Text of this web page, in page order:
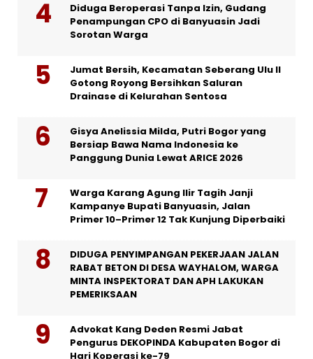
Diduga Beroperasi Tanpa Izin, Gudang
Penampungan CPO di Banyuasin Jadi
Sorotan Warga
Jumat Bersih, Kecamatan Seberang Ulu II
Gotong Royong Bersihkan Saluran
Drainase di Kelurahan Sentosa
Gisya Anelissia Milda, Putri Bogor yang
Bersiap Bawa Nama Indonesia ke
Panggung Dunia Lewat ARICE 2026
Warga Karang Agung Ilir Tagih Janji
Kampanye Bupati Banyuasin, Jalan
Primer 10–Primer 12 Tak Kunjung Diperbaiki
DIDUGA PENYIMPANGAN PEKERJAAN JALAN
RABAT BETON DI DESA WAYHALOM, WARGA
MINTA INSPEKTORAT DAN APH LAKUKAN
PEMERIKSAAN
Advokat Kang Deden Resmi Jabat
Pengurus DEKOPINDA Kabupaten Bogor di
Hari Koperasi ke-79